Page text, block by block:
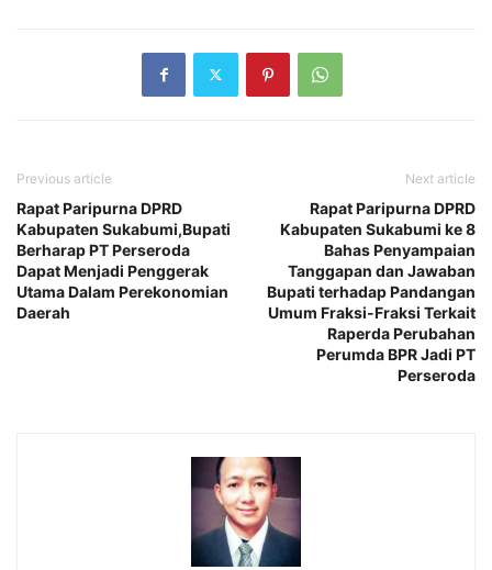
Previous article
Rapat Paripurna DPRD
Kabupaten Sukabumi,Bupati
Berharap PT Perseroda
Dapat Menjadi Penggerak
Utama Dalam Perekonomian
Daerah
Next article
Rapat Paripurna DPRD
Kabupaten Sukabumi ke 8
Bahas Penyampaian
Tanggapan dan Jawaban
Bupati terhadap Pandangan
Umum Fraksi-Fraksi Terkait
Raperda Perubahan
Perumda BPR Jadi PT
Perseroda